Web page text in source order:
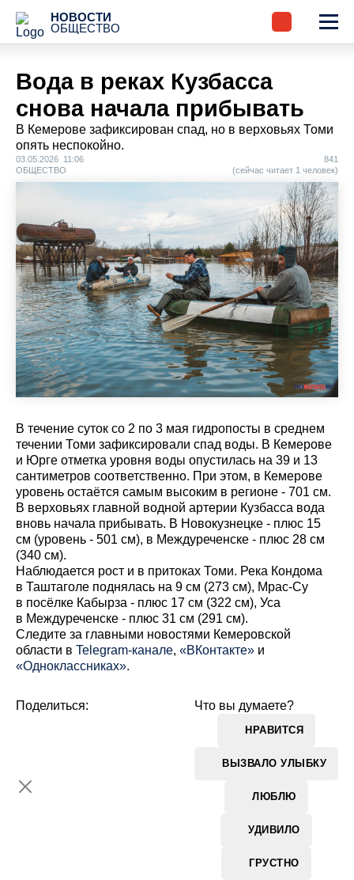
НОВОСТИ
ОБЩЕСТВО
Вода в реках Кузбасса
снова начала прибывать
В Кемерове зафиксирован спад, но в верховьях Томи
опять неспокойно.
03.05.2026 11:06
ОБЩЕСТВО
841
(сейчас читает 1 человек)
В течение суток со 2 по 3 мая гидропосты в среднем
течении Томи зафиксировали спад воды. В Кемерове
и Юрге отметка уровня воды опустилась на 39 и 13
сантиметров соответственно. При этом, в Кемерове
уровень остаётся самым высоким в регионе - 701 см.
В верховьях главной водной артерии Кузбасса вода
вновь начала прибывать. В Новокузнецке - плюс 15
см (уровень - 501 см), в Междуреченске - плюс 28 см
(340 см).
Наблюдается рост и в притоках Томи. Река Кондома
в Таштаголе поднялась на 9 см (273 см), Мрас-Су
в посёлке Кабырза - плюс 17 см (322 см), Уса
в Междуреченске - плюс 31 см (291 см).
Cледите за главными новостями Кемеровской
области в Telegram-канале, «ВКонтакте» и
«Одноклассниках».
Что вы думаете?
НРАВИТСЯ
ВЫЗВАЛО УЛЫБКУ
ЛЮБЛЮ
УДИВИЛО
ГРУСТНО
Поделиться: